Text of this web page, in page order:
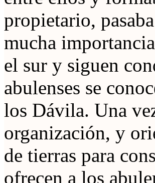
propietario,
mucha
el sur y siguen
abulenses se
los Dávila. Una
organización, y
de tierras para
ofrecen a los